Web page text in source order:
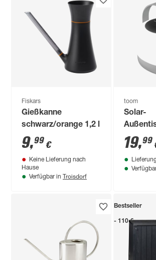
Fiskars
Gießkanne
schwarz/orange 1,2 l
9,99 €
Keine Lieferung nach
Hause
Verfügbar in Troisdorf
toom
Solar-
250 lm
IP 44 12
cm
19,99
Bestseller
- 110 €